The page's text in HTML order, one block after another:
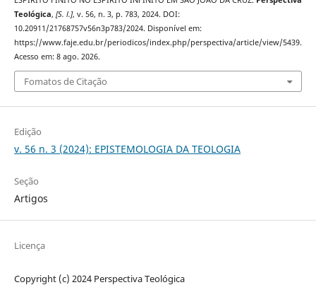
Teológica, [S. l.], v. 56, n. 3, p. 783, 2024. DOI:
10.20911/21768757v56n3p783/2024. Disponível em:
https://www.faje.edu.br/periodicos/index.php/perspectiva/article/view/5439.
Acesso em: 8 ago. 2026.
Fomatos de Citação
Edição
v. 56 n. 3 (2024): EPISTEMOLOGIA DA TEOLOGIA
Seção
Artigos
Licença
Copyright (c) 2024 Perspectiva Teológica